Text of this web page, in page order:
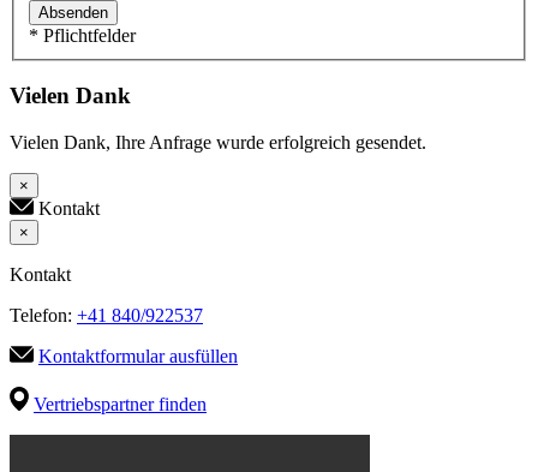
Absenden
* Pflichtfelder
Vielen Dank
Vielen Dank, Ihre Anfrage wurde erfolgreich gesendet.
×
Kontakt
×
Kontakt
Telefon: +41 840/922537
Kontaktformular ausfüllen
Vertriebspartner finden